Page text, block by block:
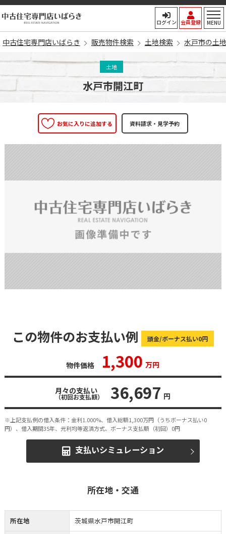
中古住宅専門店いばらき
ログイン 会員登録 MENU
中古住宅専門店いばらき 販売物件検索 土地検索 水戸市の土地
土地
水戸市開江町
お気に入りに追加する
この物件のお支払い例 頭金/ボーナス払い0円
物件価格 1,300 万円
月々の支払い
（初回お支払額） 36,697 円
※上記支払例の借入条件：金利1.000%、借入総額1,300万円（うちボーナス払い0
円）、借入期間35年、元利均等返済方式、ボーナス支払額（初回）0円
支払いシミュレーション
所在地・交通
所在地 茨城県水戸市開江町